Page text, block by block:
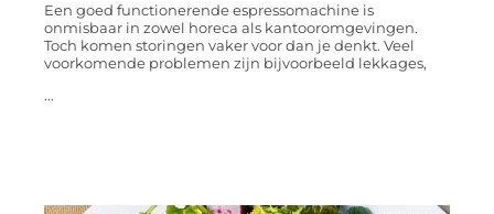
Een goed functionerende espressomachine is
onmisbaar in zowel horeca als kantooromgevingen.
Toch komen storingen vaker voor dan je denkt. Veel
voorkomende problemen zijn bijvoorbeeld lekkages,
...